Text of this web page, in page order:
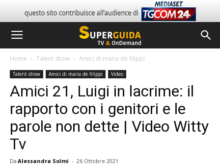
Home Talent show Amici di maria de filippi
Talent show Amici di maria de filippi Video
Amici 21, Luigi in lacrime: il
rapporto con i genitori e le
parole non dette | Video Witty
Tv
Da Alessandra Solmi - 26 Ottobre 2021